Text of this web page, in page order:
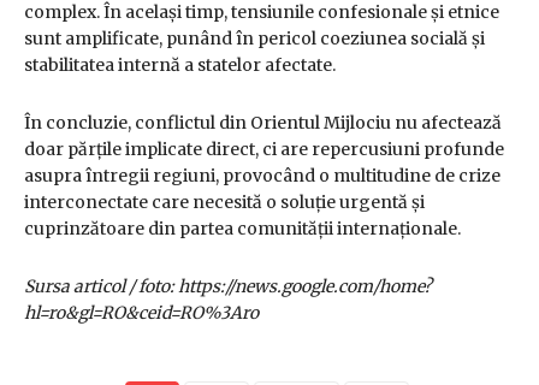
complex. În același timp, tensiunile confesionale și etnice
sunt amplificate, punând în pericol coeziunea socială și
stabilitatea internă a statelor afectate.
În concluzie, conflictul din Orientul Mijlociu nu afectează
doar părțile implicate direct, ci are repercusiuni profunde
asupra întregii regiuni, provocând o multitudine de crize
interconectate care necesită o soluție urgentă și
cuprinzătoare din partea comunității internaționale.
Sursa articol / foto: https://news.google.com/home?
hl=ro&gl=RO&ceid=RO%3Aro